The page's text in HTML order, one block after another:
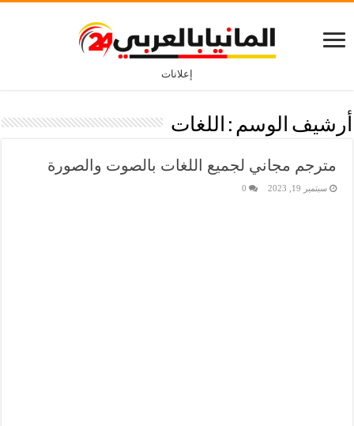
إعلانات
أرشيف الوسم : اللغات
مترجم مجاني لجميع اللغات بالصوت والصورة
سبتمبر 19, 2023 0